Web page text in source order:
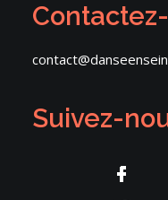
Suivez-